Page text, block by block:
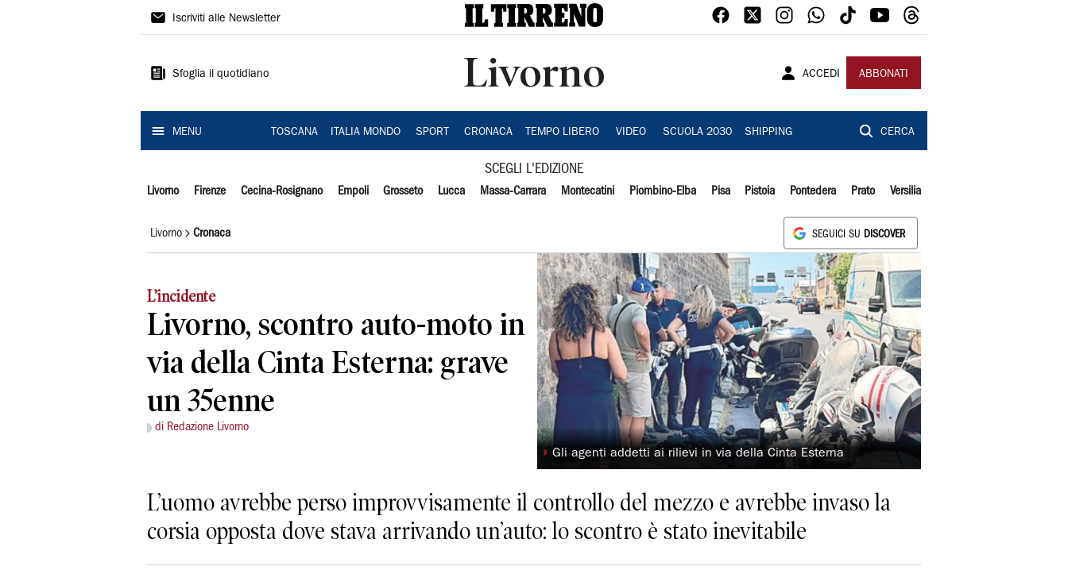
Il
Iscriviti alle Newsletter
Sfoglia il quotidiano Livorno ACCEDI ABBONATI
MENU TOSCANA ITALIA MONDO SPORT CRONACA TEMPO LIBERO VIDEO SCUOLA 2030 SHIPPING CERCA
SCEGLI L'EDIZIONE
Livorno Firenze Cecina-Rosignano Empoli Grosseto Lucca Massa-Carrara Montecatini Piombino-Elba Pisa Pistoia Pontedera Prato Versilia
Livorno Cronaca SEGUICI SU DISCOVER
L’incidente
Livorno, scontro auto-moto in
via della Cinta Esterna: grave
un 35enne
di Redazione Livorno
◗ Gli agenti addetti ai rilievi in via della Cinta Esterna
L’uomo avrebbe perso improvvisamente il controllo del mezzo e avrebbe invaso la
corsia opposta dove stava arrivando un’auto: lo scontro è stato inevitabile